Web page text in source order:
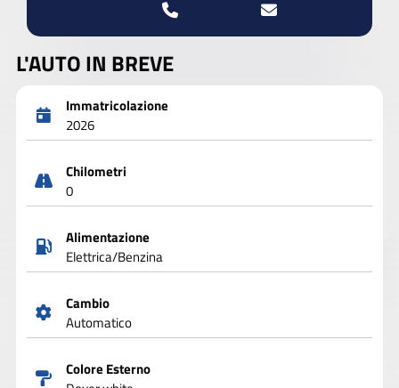
L'AUTO IN BREVE
Immatricolazione
2026
Chilometri
0
Alimentazione
Elettrica/Benzina
Cambio
Automatico
Colore Esterno